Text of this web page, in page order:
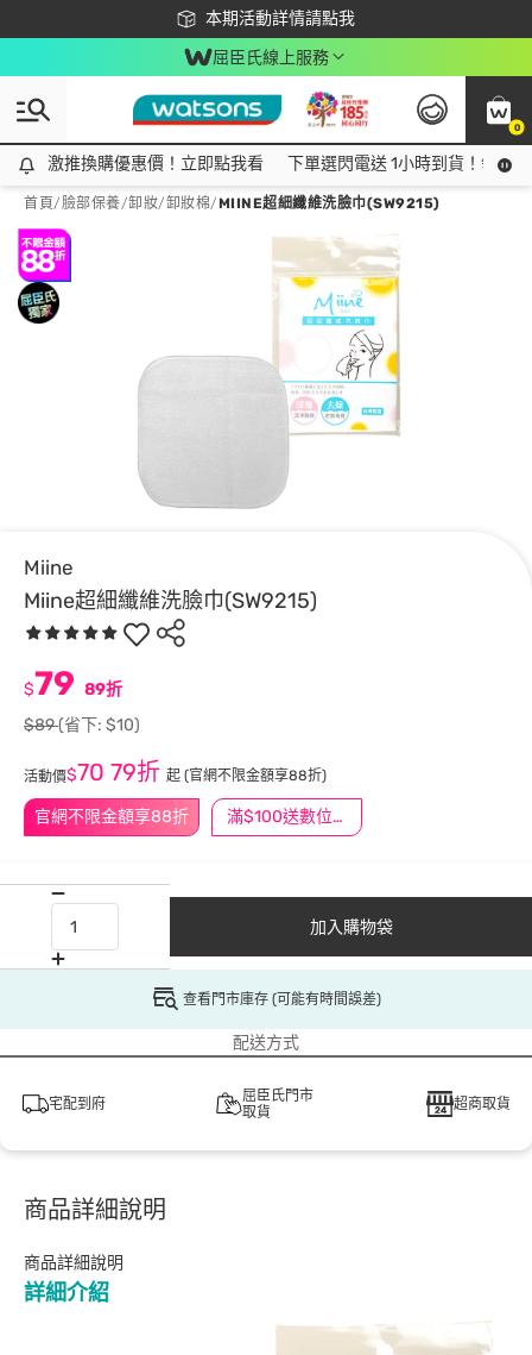
本期活動詳情請點我
下載app最高回饋$350
屈臣氏線上服務
0
激推換購優惠價！立即點我看
激推換購優惠價！立即點我看 下單選閃電送 1小時到貨！領神
首頁/臉部保養/卸妝/卸妝棉/MIINE超細纖維洗臉巾(SW9215)
Miine
Miine超細纖維洗臉巾(SW9215)
官網不限金額享88折 滿$100送數位印花
$79 89折
$89(省下: $10)
活動價$70 79折 起 (官網不限金額享88折)
加入購物袋
查看門市庫存 (可能有時間誤差)
配送方式
宅配到府
屈臣氏門市
取貨
超商取貨
商品詳細說明
商品詳細說明
詳細介紹